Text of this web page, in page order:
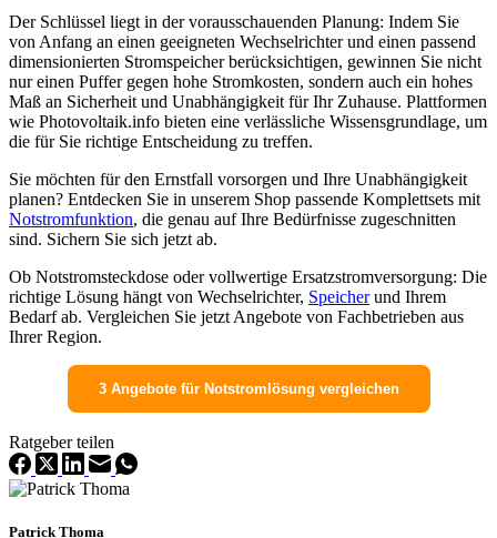
Der Schlüssel liegt in der vorausschauenden Planung: Indem Sie
von Anfang an einen geeigneten Wechselrichter und einen passend
dimensionierten Stromspeicher berücksichtigen, gewinnen Sie nicht
nur einen Puffer gegen hohe Stromkosten, sondern auch ein hohes
Maß an Sicherheit und Unabhängigkeit für Ihr Zuhause. Plattformen
wie Photovoltaik.info bieten eine verlässliche Wissensgrundlage, um
die für Sie richtige Entscheidung zu treffen.
Sie möchten für den Ernstfall vorsorgen und Ihre Unabhängigkeit
planen? Entdecken Sie in unserem Shop passende Komplettsets mit
Notstromfunktion, die genau auf Ihre Bedürfnisse zugeschnitten
sind. Sichern Sie sich jetzt ab.
Ob Notstromsteckdose oder vollwertige Ersatzstromversorgung: Die
richtige Lösung hängt von Wechselrichter, Speicherund Ihrem
Bedarf ab. Vergleichen Sie jetzt Angebote von Fachbetrieben aus
Ihrer Region.
3 Angebote für Notstromlösung vergleichen
Ratgeber teilen
Patrick Thoma